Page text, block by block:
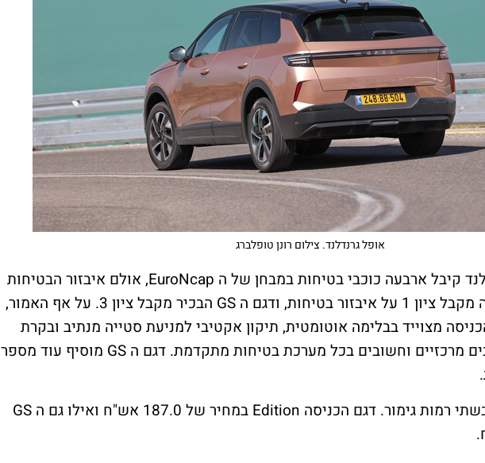
אופל גרנדלנד. צילום רונן טופלברג
קיבל ארבעה כוכבי בטיחות במבחן של ה EuroNcap, אולם איבזור הבטיחות
בטיחות, ודגם ה GS
הבכיר מקבל ציון 3. על אף האמור,
מצוייד בבלימה אוטומטית, תיקון אקטיבי למניעת סטייה מנתיב ובקרת
מרכזיים וחשובים בכל מערכת בטיחות מתקדמת. דגם ה GS מוסיף עוד מספר
רמות גימור. דגם הכניסה Edition במחיר של 187.0 אש"ח ואילו גם ה
GS